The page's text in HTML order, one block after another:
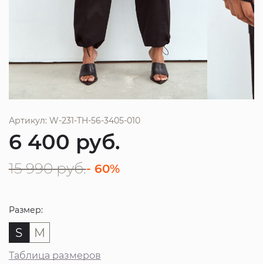
Артикул: W-231-TH-56-3405-010
6 400 руб.
15 990 руб.- 60%
Размер:
S M
Таблица размеров